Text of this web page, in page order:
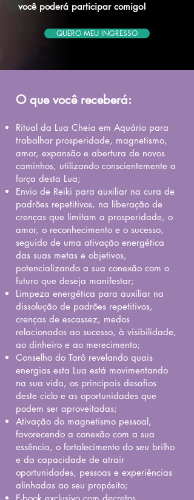
você poderá participar comigo!
QUERO MEU INGRESSO
O que você receberá:
Ritual da Lua Cheia em Aquário para
trabalhar prosperidade, magnetismo,
amor, expansão e abertura de novos
caminhos, utilizando conscientemente a
força desta Lua;
Envio de Reiki para auxiliar na cura de
padrões repetitivos, na liberação de
crenças que limitam a prosperidade, o
amor, o reconhecimento e o sucesso,
seguido de uma ativação energética
das suas metas e objetivos,
potencializando a sua conexão com o
futuro que deseja manifestar;
Limpeza energética para auxiliar na
dissolução de padrões repetitivos,
crenças de escassez, medos
relacionados ao sucesso, à visibilidade,
ao dinheiro e ao merecimento;
Conselho do Tarô revelando quais
energias esta Lua está movimentando
na sua vida, os principais desafios
deste ciclo e as oportunidades que
podem ser aproveitadas;
Ativação do magnetismo pessoal,
favorecendo a conexão com a sua
essência, o fortalecimento do seu brilho
e da capacidade de atrair
oportunidades, pessoas e experiências
alinhadas ao seu propósito;